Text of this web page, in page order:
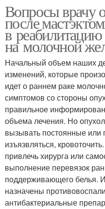
Вопросы врачу
после
в
на молочной
Начальный объем наших
изменений, которые
идет о раннем раке
симптомов со стороны
правильное
объема лечения. Но
вызывать постоянные или
изъязвляться,
привлечь хирурга или
выполнение перевязок
поддерживающего белья.
назначены
антибактериальные